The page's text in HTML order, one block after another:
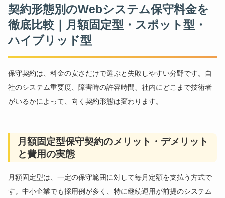
契約形態別のWebシステム保守料金を
徹底比較｜月額固定型・スポット型・
ハイブリッド型
保守契約は、料金の安さだけで選ぶと失敗しやすい分野です。自
社のシステム重要度、障害時の許容時間、社内にどこまで技術者
がいるかによって、向く契約形態は変わります。
月額固定型保守契約のメリット・デメリット
と費用の実態
月額固定型は、一定の保守範囲に対して毎月定額を支払う方式で
す。中小企業でも採用例が多く、特に継続運用が前提のシステム